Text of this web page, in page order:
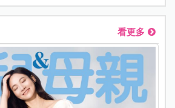
看更多